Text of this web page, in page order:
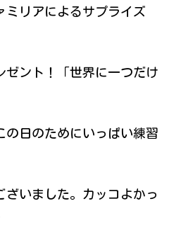
ミリアによるサプライズ
ゼント！「世界に一つだけ
の日のためにいっぱい練習
ざいました。カッコよかっ